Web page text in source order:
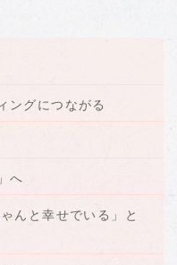
ングにつながる
へ
んと幸せでいる」と